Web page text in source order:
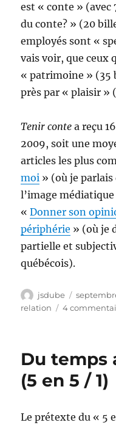
est « conte »
du conte? » (20
employés sont «
vais voir, que ceux
« patrimoine » (35
près par « plaisir »
Tenir conte a reçu
2009, soit une
articles les plus
moi » (où je
l’image
«Donner son
périphérie » (où je
partielle et
québécois).
Auteur
jsdube
Publié
le
relation
4
Du temps
(5 en 5 / 1)
Le prétexte du « 5